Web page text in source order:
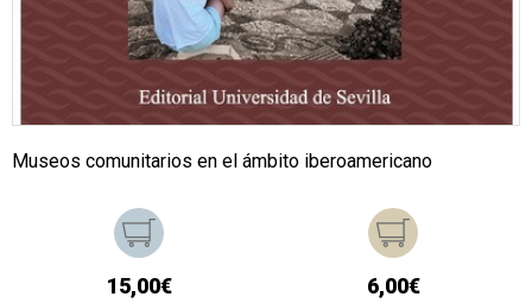
Museos comunitarios en el ámbito iberoamericano
15,00€ 6,00€